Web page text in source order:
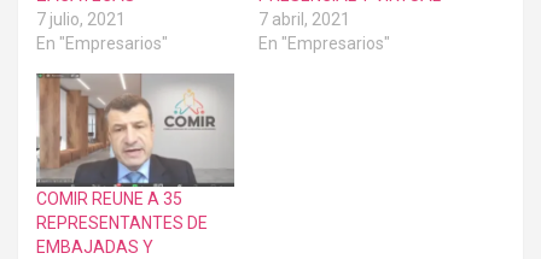
7 julio, 2021
En "Empresarios"
7 abril, 2021
En "Empresarios"
COMIR REUNE A 35
REPRESENTANTES DE
EMBAJADAS Y